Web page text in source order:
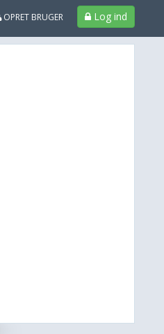
Log ind
OPRET BRUGER